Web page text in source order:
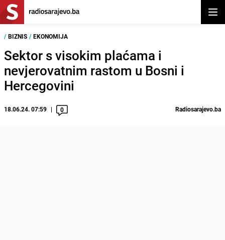
/ BIZNIS / EKONOMIJA
Sektor s visokim plaćama i
nevjerovatnim rastom u Bosni i
Hercegovini
18.06.24. 07:59 0 Radiosarajevo.ba